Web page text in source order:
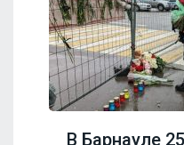
В Барнауле